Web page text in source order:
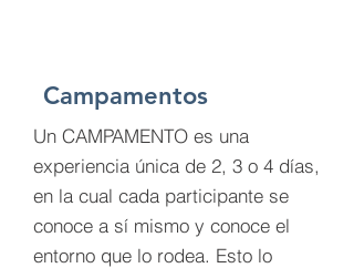
Campamentos
Un CAMPAMENTO es una
experiencia única de 2, 3 o 4 días,
en la cual cada participante se
conoce a sí mismo y conoce el
entorno que lo rodea. Esto lo